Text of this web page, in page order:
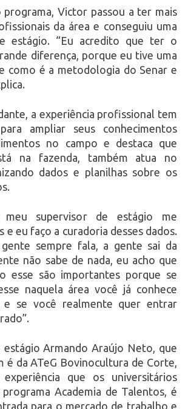
programa, Victor passou a ter mais
da área e conseguiu uma
estágio. “Eu acredito que ter o
diferença, porque eu tive uma
como é a metodologia do Senar e
a experiência profissional tem
ampliar seus conhecimentos
no campo e destaca que
na fazenda, também atua no
dados e planilhas sobre os
meu supervisor de estágio me
e eu faço a curadoria desses dados.
sempre fala, a gente sai da
não sabe de nada, eu acho que
esse são importantes porque se
naquela área você já conhece
e se você realmente quer entrar
estágio Armando Araújo Neto, que
é da ATeG Bovinocultura de Corte,
que os universitários
Academia de Talentos, é
para o mercado de trabalho e